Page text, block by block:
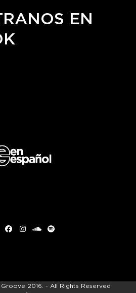
EN
Facebook
Instagram
soundcloud
Spotify
2016. - All Rights Reserved